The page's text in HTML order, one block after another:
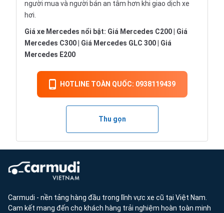
người mua và người bán an tâm hơn khi giao dịch xe
hơi.
Giá xe Mercedes nổi bật: Giá Mercedes C200
Giá
Mercedes C300
Giá Mercedes GLC 300
Giá
Mercedes E200
HOTLINE TOÀN QUỐC: 0938119439
Thu gọn
Carmudi - nền tảng hàng đầu trong lĩnh vực xe cũ tại Việt Nam.
Cam kết mang đến cho khách hàng trải nghiệm hoàn toàn minh